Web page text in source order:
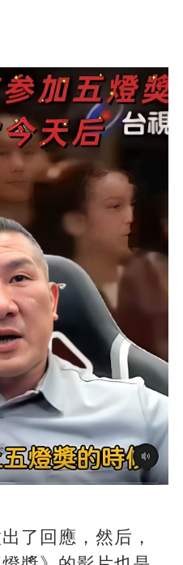
了回應，然后，